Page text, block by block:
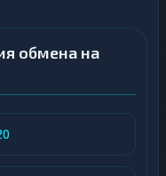
обмена на